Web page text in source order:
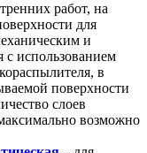
работ, на
для
и
с использованием
в
поверхности
слоев
возможно